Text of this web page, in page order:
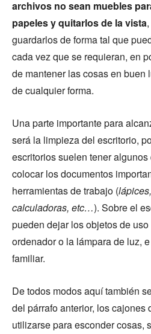
archivos no sean muebles
papeles y quitarlos de la vista
guardarlos de forma tal que
cada vez que se requieran, en
de mantener las cosas en buen
de cualquier forma.
Una parte importante para
será la limpieza del escritorio,
escritorios suelen tener
colocar los documentos
herramientas de trabajo (
calculadoras, etc…). Sobre el
pueden dejar los objetos de
ordenador o la lámpara de luz,
familiar.
De todos modos aquí también
del párrafo anterior, los cajones
utilizarse para esconder cosas,